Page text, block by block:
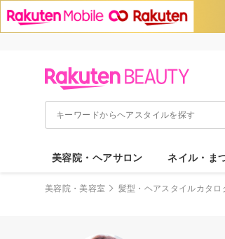
美容院・ヘアサロン ネイル・ま
美容院・美容室 髪型・ヘアスタイルカタロ